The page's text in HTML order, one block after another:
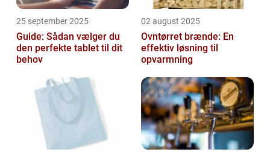
25 september 2025
Guide: Sådan vælger du
den perfekte tablet til dit
behov
02 august 2025
Ovntørret brænde: En
effektiv løsning til
opvarmning